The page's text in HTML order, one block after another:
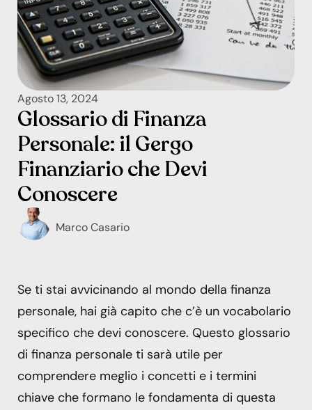
Agosto 13, 2024
Glossario di Finanza
Personale: il Gergo
Finanziario che Devi
Conoscere
Marco Casario
Se ti stai avvicinando al mondo della finanza
personale, hai già capito che c’è un vocabolario
specifico che devi conoscere. Questo glossario
di finanza personale ti sarà utile per
comprendere meglio i concetti e i termini
chiave che formano le fondamenta di questa